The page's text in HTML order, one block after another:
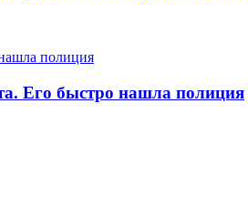
Его быстро нашла полиция